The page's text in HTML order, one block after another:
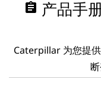
assignment 产品手
Caterpillar 为您提